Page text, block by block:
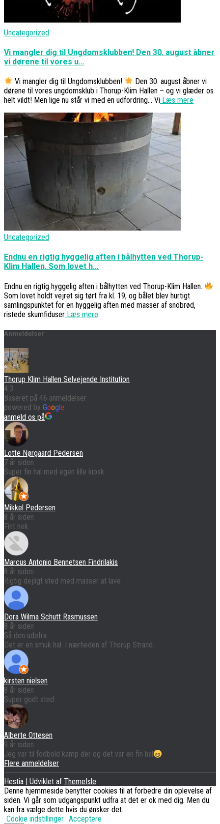
Uncategorized
Vi mangler dig til Ungdomsklubben! Den 30. august åbner
vi dørene til vores u…
Vi mangler dig til Ungdomsklubben!
Den 30. august åbner vi
dørene til vores ungdomsklub i Thorup-Klim Hallen – og vi glæder os
helt vildt! Men lige nu står vi med en udfordring… Vi Læs mere
Uncategorized
Endnu en rigtig hyggelig aften i bålhytten ved Thorup-
Klim Hallen. Som lovet h…
Endnu en rigtig hyggelig aften i bålhytten ved Thorup-Klim Hallen.
Som lovet holdt vejret sig tørt fra kl. 19, og bålet blev hurtigt
samlingspunktet for en hyggelig aften med masser af snobrød,
ristede skumfiduser Læs mere
Anmeldelser
Thorup Klim Hallen Selvejende Institution
4.3
Baseret på 46 anmeldelser
powered by Google
anmeld os på
Lotte Nørgaard Pedersen
7 år siden
Super fin hal med egen lille kiosk
Mikkel Pedersen
8 år siden
Fint nok
Marcus Antonio Bennetsen Findrilakis
8 år siden
Rigtig dejligt sted med masser at lave
Dora Wilma Schutt Rasmussen
8 år siden
Så den udefra
Det er en smuk hal. I nærheden af Thorup Strand.
kirsten nielsen
8 år siden
Super godt sted
Alberte Ottesen
9 år siden
Jeg var til fodbold kamp der og det var en fin hal
Flere anmeldelser
Hestia | Udviklet af ThemeIsle
Denne hjemmeside benytter cookies til at forbedre din oplevelse af
siden. Vi går som udgangspunkt udfra at det er ok med dig. Men du
kan fra vælge dette hvis du ønsker det.
Cookie indstillinger Acceptere